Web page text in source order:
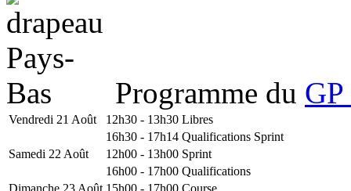
Programme du
Vendredi 21 Août 12h30 - 13h30 Libres
16h30 - 17h14 Qualifications Sprint
Samedi 22 Août
12h00 - 13h00 Sprint
16h00 - 17h00 Qualifications
Dimanche 23 Août 15h00 - 17h00 Course